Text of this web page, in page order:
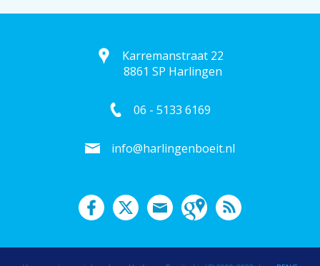
Karremanstraat 22
8861 SP Harlingen
06 - 5133 6169
info@harlingenboeit.nl